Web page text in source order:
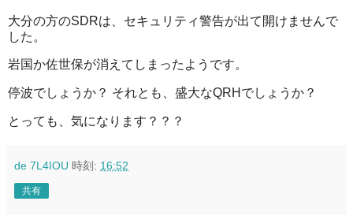
大分の方のSDRは、セキュリティ警告が出て開けませんで
した。
岩国か佐世保が消えてしまったようです。
停波でしょうか？ それとも、盛大なQRHでしょうか？
とっても、気になります？？？
de 7L4IOU 時刻: 16:52
共有